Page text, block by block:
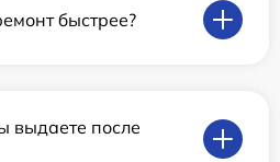
быстрее?
выдаете после